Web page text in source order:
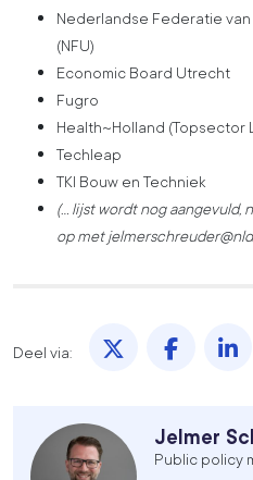
Nederlandse Federatie
(NFU)
Economic Board Utrecht
Fugro
Health~Holland (Topsector
Techleap
TKI Bouw en Techniek
(… lijst wordt nog aangevuld,
op met
Deel via:
Deel via X.Deel
Jelmer
Public policy